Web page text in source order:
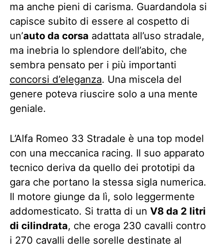
ma anche pieni di carisma. Guardandola si
capisce subito di essere al cospetto di
un’auto da corsa adattata all’uso stradale,
ma inebria lo splendore dell’abito, che
sembra pensato per i più importanti
concorsi d’eleganza. Una miscela del
genere poteva riuscire solo a una mente
geniale.
L’Alfa Romeo 33 Stradale è una top model
con una meccanica racing. Il suo apparato
tecnico deriva da quello dei prototipi da
gara che portano la stessa sigla numerica.
Il motore giunge da lì, solo leggermente
addomesticato. Si tratta di un V8 da 2 litri
di cilindrata, che eroga 230 cavalli contro
i 270 cavalli delle sorelle destinate al